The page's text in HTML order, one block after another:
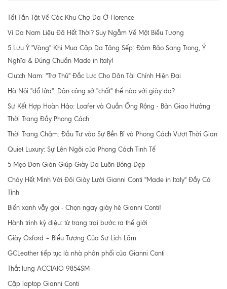
Tất Tần Tật Về Các Khu Chợ Da Ở Florence
Ví Da Nam Liệu Đã Hết Thời? Suy Ngẫm Về Một Biểu Tượng
5 Lưu Ý "Vàng" Khi Mua Cặp Da Tặng Sếp: Đảm Bảo Sang Trọng, Ý
Nghĩa & Đúng Chuẩn Made in Italy!
Clutch Nam: "Trợ Thủ" Đắc Lực Cho Dân Tài Chính Hiện Đại
Hà Nội "đổ lửa": Dân công sở "chất" thế nào với giày da?
Sự Kết Hợp Hoàn Hảo: Loafer và Quần Ống Rộng - Bản Giao Hưởng
Thời Trang Đầy Phong Cách
Thời Trang Chậm: Đầu Tư vào Sự Bền Bỉ và Phong Cách Vượt Thời Gian
Quiet Luxury: Sự Lên Ngôi của Phong Cách Tinh Tế
5 Mẹo Đơn Giản Giúp Giày Da Luôn Bóng Đẹp
Cháy Hết Mình Với Đôi Giày Lười Gianni Conti "Made in Italy" Đầy Cá
Tính
Biển xanh vẫy gọi - Chọn ngay giày hè Gianni Conti!
Hành trình kỳ diệu: từ trang trại bước ra thế giới
Giày Oxford – Biểu Tượng Của Sự Lịch Lãm
GCLeather tiếp tục là nhà phân phối của Gianni Conti
Thắt lưng ACCIAIO 9854SM
Cặp laptop Gianni Conti